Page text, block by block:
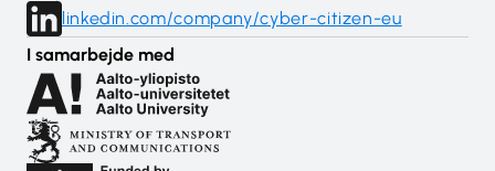
linkedin.com/company/cyber-citizen-eu
I samarbejde med